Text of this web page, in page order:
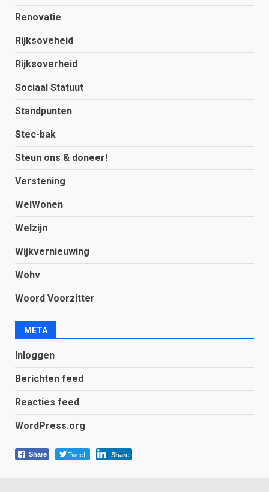
Renovatie
Rijksoveheid
Rijksoverheid
Sociaal Statuut
Standpunten
Stec-bak
Steun ons & doneer!
Verstening
WelWonen
Welzijn
Wijkvernieuwing
Wohv
Woord Voorzitter
META
Inloggen
Berichten feed
Reacties feed
WordPress.org
Share Tweet Share